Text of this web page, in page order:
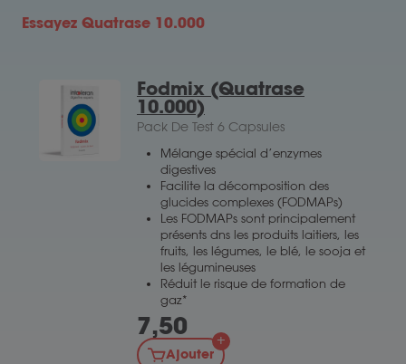
Essayez Quatrase 10.000
Fodmix (Quatrase
10.000)
Pack De Test 6 Capsules
Mélange spécial d’enzymes
digestives
Facilite la décomposition des
glucides complexes (FODMAPs)
Les FODMAPs sont principalement
présents dns les produits laitiers, les
fruits, les légumes, le blé, le sooja et
les légumineuses
Réduit le risque de formation de
gaz*
7,50
Ajouter